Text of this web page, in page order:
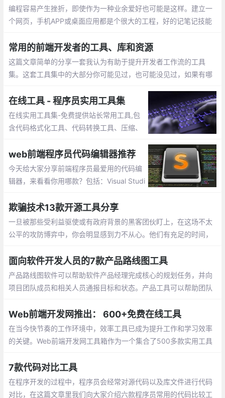
编程容易产生挫折，即使作为一种业余爱好也可能是这样。建立一
个网页，手机APP或桌面应用都是个很大的工程，好的记笔记技能
法。
常用的前端开发者的工具、库和资源
这篇文章简单的分享一套我认为有助于提升开发者工作流的工具
集。这套工具集中的大部分你可能见过，也可能没见过，如果有哪
类的资源，所以这里我将它们分组整理。
在线工具 - 程序员实用工具集
在线实用工具集-免费提供站长常用工具,包
含代码格式化工具、代码转换工具、压缩、
无忧。
web前端程序员代码编辑器推荐
今天给大家分享前端程序员最爱用的代码编
辑器，来看看你用哪款？包括：Visual Studi
t、Dreamweaver、Brackets、Notepad++
欺骗技术13款开源工具分享
一旦被那些受利益驱使或有政府背景的黑客团伙盯上，在这场不太
公平的攻防博弈中，你会明显感到力不从心。他们有充足的时间，
就可以大获全胜
面向软件开发人员的7款产品路线图工具
产品路线图软件可以帮助软件产品经理完成核心的规划任务，并向
项目团队成员和相关人员通报目标和状态。产品工具可以帮助团队
整个产品生命周期中步调一致
Web前端开发网推出： 600+免费在线工具
在当今快节奏的工作环境中，效率工具已成为提升工作和学习效率
的关键。Web前端开发网工具箱作为一个集合了500多款实用工具
下载安装、直接在浏览器中使用的便捷解决方案。
7款代码对比工具
在程序开发的过程中，程序员会经常对源代码以及库文件进行代码
对比，在这篇文章里我们向大家介绍六款程序员常用的代码比较工